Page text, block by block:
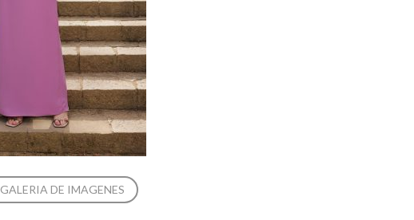
GALERIA DE IMAGENES